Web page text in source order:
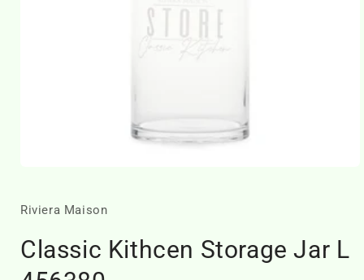
in
Riviera Maison
Classic Kithcen Storage Jar L